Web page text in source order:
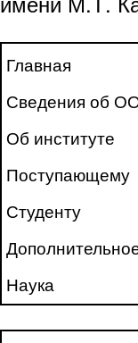
Главная
Сведения об
Об институте
Поступающему
Студенту
Наука